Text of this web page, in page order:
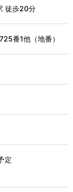
徒歩20分
番1他（地番）
定